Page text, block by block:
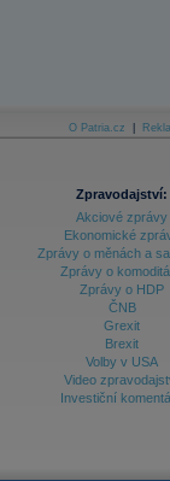
O Patria.cz
Zpravodajství:
Akciové zprávy
Ekonomické
Zprávy o měnách a
Zprávy o
Zprávy o HDP
ČNB
Grexit
Brexit
Volby v USA
Video
Investiční